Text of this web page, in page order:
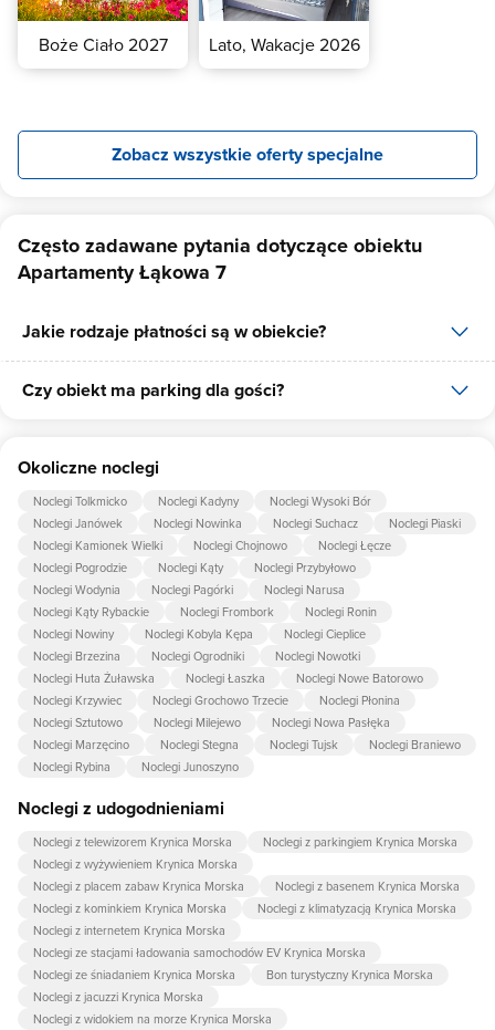
kuchnię indukcyjną lub elektryczną, lodówkę), Wyposażenie
suszarkę do ubrań i bielizny oraz żelazko). Serdecznie zapraszamy!
Boże Ciało 2027 Lato, Wakacje 2026
Zobacz wszystkie oferty specjalne
Często zadawane pytania dotyczące obiektu
Apartamenty Łąkowa 7
Jakie rodzaje płatności są w obiekcie?
W obiekcie dostępne są następujące formy płatności: gotówka.
Czy obiekt ma parking dla gości?
10 miejsc.
Okoliczne noclegi
Noclegi Tolkmicko Noclegi Kadyny
Noclegi Wysoki Bór
Noclegi Janówek
Noclegi Nowinka Noclegi Suchacz
Noclegi Piaski
Noclegi Kamionek Wielki
Noclegi Chojnowo
Noclegi Łęcze
Noclegi Pogrodzie
Noclegi Kąty
Noclegi Przybyłowo
Noclegi Wodynia
Noclegi Pagórki
Noclegi Narusa
Noclegi Kąty Rybackie
Noclegi Frombork
Noclegi Ronin
Noclegi Nowiny
Noclegi Kobyla Kępa
Noclegi Cieplice
Noclegi Brzezina
Noclegi Ogrodniki
Noclegi Nowotki
Noclegi Huta Żuławska
Noclegi Łaszka
Noclegi Nowe Batorowo
Noclegi Krzywiec
Noclegi Grochowo Trzecie
Noclegi Płonina
Noclegi Sztutowo
Noclegi Milejewo
Noclegi Nowa Pasłęka
Noclegi Marzęcino
Noclegi Stegna Noclegi Tujsk
Noclegi Braniewo
Noclegi Rybina
Noclegi Junoszyno
Noclegi z udogodnieniami
Noclegi z telewizorem Krynica Morska
Noclegi z parkingiem Krynica Morska
Noclegi z wyżywieniem Krynica Morska
Noclegi z placem zabaw Krynica Morska
Noclegi z basenem Krynica Morska
Noclegi z kominkiem Krynica Morska
Noclegi z klimatyzacją Krynica Morska
Noclegi z internetem Krynica Morska
Noclegi ze stacjami ładowania samochodów EV Krynica Morska
Noclegi ze śniadaniem Krynica Morska
Bon turystyczny Krynica Morska
Noclegi z jacuzzi Krynica Morska
Noclegi z widokiem na morze Krynica Morska